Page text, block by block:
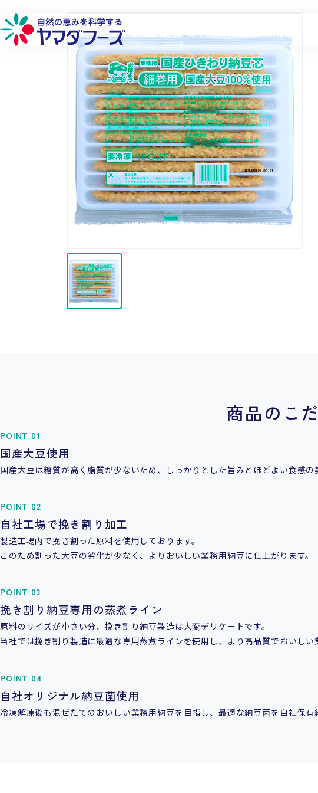
フリーズドライ製品
品質へのこだわり
生産供給へのこだわり
原料へのこだわり
研究開発へのこだわり
環境への取り組み
社会貢献への取り組み
働きやすい環境づくり
代表メッセージ
商品のこ
POINT 01
国産大豆使用
国産大豆は糖質が高く脂質が少ないため、しっかりとした旨みとほどよい食感の
POINT 02
自社工場で挽き割り加工
製造工場内で挽き割った原料を使用しております。
このため割った大豆の劣化が少なく、よりおいしい業務用納豆に仕上がります。
POINT 03
挽き割り納豆専用の蒸煮ライン
原料のサイズが小さい分、挽き割り納豆製造は大変デリケートです。
当社では挽き割り製造に最適な専用蒸煮ラインを使用し、より高品質でおいしい
POINT 04
自社オリジナル納豆菌使用
冷凍解凍後も混ぜたてのおいしい業務用納豆を目指し、最適な納豆菌を自社保有